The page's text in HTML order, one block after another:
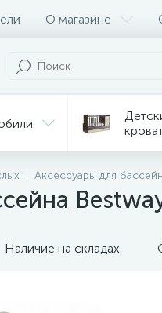
О магазине
Мебель
для кормления
Аксессуары для
Наличие на складах